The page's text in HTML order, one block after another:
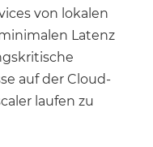
von lokalen
Latenz
auf der Cloud-
laufen zu